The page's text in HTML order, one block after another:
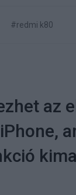
#redmi k80
az